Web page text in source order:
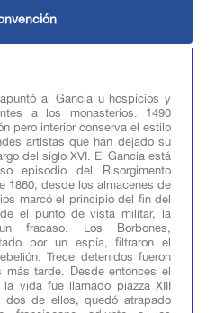
al Gancia u hospicios y
a los monasterios. 1490
pero interior conserva el estilo
artistas que han dejado su
del siglo XVI. El Gancia está
episodio del Risorgimento
1860, desde los almacenes de
marcó el principio del fin del
el punto de vista militar, la
fracaso. Los Borbones,
por un espía, filtraron el
Trece detenidos fueron
más tarde. Desde entonces el
vida fue llamado piazza XIII
dos de ellos, quedó atrapado